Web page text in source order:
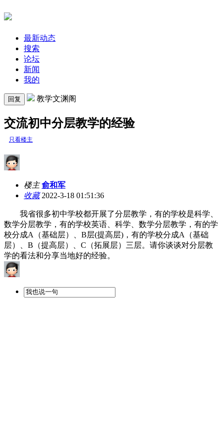
最新动态
搜索
论坛
新闻
我的
回复 教学文渊阁
交流初中分层教学的经验
只看楼主
楼主 俞和军
收藏2022-3-18 01:51:36
我省很多初中学校都开展了分层教学，有的学校是科学、
数学分层教学，有的学校英语、科学、数学分层教学，有的学
校分成A（基础层）、B层(提高层)，有的学校分成A（基础
层）、B（提高层）、C（拓展层）三层。请你谈谈对分层教
学的看法和分享当地好的经验。